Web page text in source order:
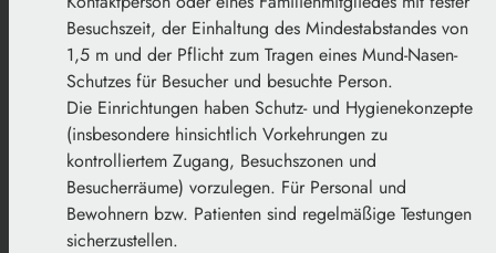
Besuchszeit, der Einhaltung des Mindestabstandes von
1,5 m und der Pflicht zum Tragen eines Mund-Nasen-
Schutzes für Besucher und besuchte Person.
Die Einrichtungen haben Schutz- und Hygienekonzepte
(insbesondere hinsichtlich Vorkehrungen zu
kontrolliertem Zugang, Besuchszonen und
Besucherräume) vorzulegen. Für Personal und
Bewohnern bzw. Patienten sind regelmäßige Testungen
sicherzustellen.